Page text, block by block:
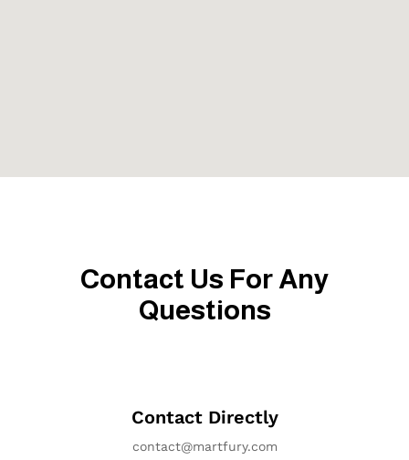
Contact Us For Any
Questions
Contact Directly
contact@martfury.com